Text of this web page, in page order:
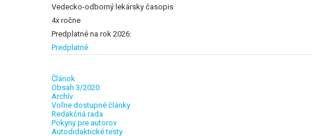
Vedecko-odborný lekársky časopis
4x ročne
Predplatné na rok 2026:
Predplatné
Článok
Obsah 3/2020
Archív
Voľne dostupné články
Redakčná rada
Pokyny pre autorov
Autodidaktické testy